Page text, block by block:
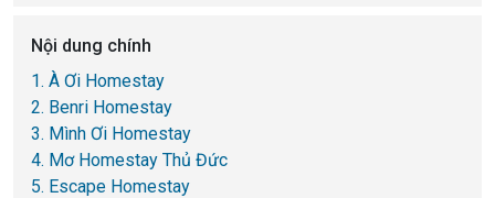
Nội dung chính
1. À Ơi Homestay
2. Benri Homestay
3. Mình Ơi Homestay
4. Mơ Homestay Thủ Đức
5. Escape Homestay